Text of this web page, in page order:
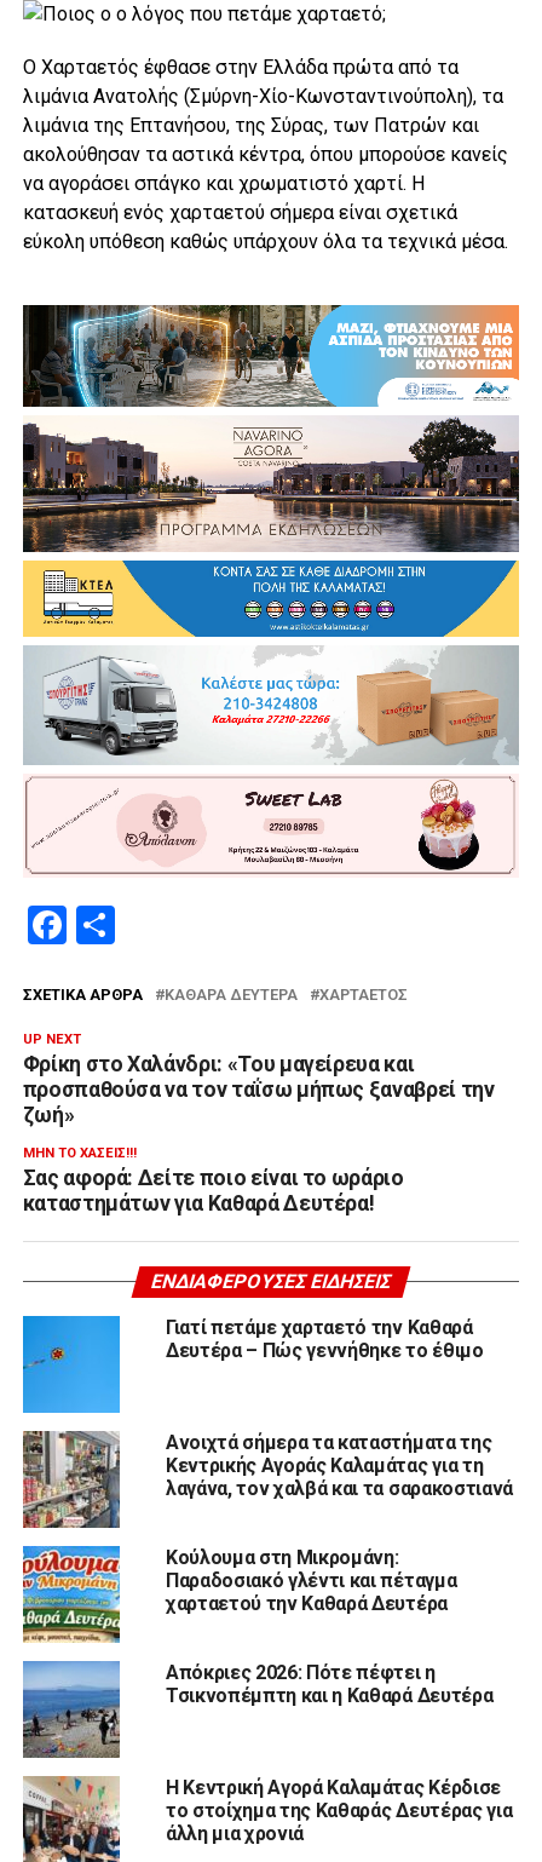
Ο Χαρταετός έφθασε στην Ελλάδα πρώτα από τα
λιμάνια Ανατολής (Σμύρνη-Χίο-Κωνσταντινούπολη), τα
λιμάνια της Επτανήσου, της Σύρας, των Πατρών και
ακολούθησαν τα αστικά κέντρα, όπου μπορούσε κανείς
να αγοράσει σπάγκο και χρωματιστό χαρτί. Η
κατασκευή ενός χαρταετού σήμερα είναι σχετικά
εύκολη υπόθεση καθώς υπάρχουν όλα τα τεχνικά μέσα.
Facebook
Μοιραστείτε
ΣΧΕΤΙΚΆ ΆΡΘΡΑ ΚΑΘΑΡΆ ΔΕΥΤΈΡΑ ΧΑΡΤΑΕΤΌΣ
UP NEXT
Φρίκη στο Χαλάνδρι: «Του μαγείρευα και
προσπαθούσα να τον ταΐσω μήπως ξαναβρεί την
ζωή»
ΜΗΝ ΤΟ ΧΆΣΕΙΣ!!!
Σας αφορά: Δείτε ποιο είναι το ωράριο
καταστημάτων για Καθαρά Δευτέρα!
ΕΝΔΙΑΦΈΡΟΥΣΕΣ ΕΙΔΉΣΕΙΣ
Γιατί πετάμε χαρταετό την Καθαρά
Δευτέρα – Πώς γεννήθηκε το έθιμο
Ανοιχτά σήμερα τα καταστήματα της
Κεντρικής Αγοράς Καλαμάτας για τη
λαγάνα, τον χαλβά και τα σαρακοστιανά
Κούλουμα στη Μικρομάνη:
Παραδοσιακό γλέντι και πέταγμα
χαρταετού την Καθαρά Δευτέρα
Απόκριες 2026: Πότε πέφτει η
Τσικνοπέμπτη και η Καθαρά Δευτέρα
Η Κεντρική Αγορά Καλαμάτας Κέρδισε
το στοίχημα της Καθαράς Δευτέρας για
άλλη μια χρονιά